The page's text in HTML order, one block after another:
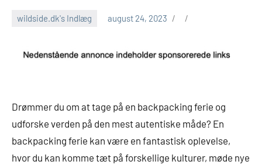
wildside.dk's Indlæg august 24, 2023
Drømmer du om at tage på en backpacking ferie og
udforske verden på den mest autentiske måde? En
backpacking ferie kan være en fantastisk oplevelse,
hvor du kan komme tæt på forskellige kulturer, møde nye